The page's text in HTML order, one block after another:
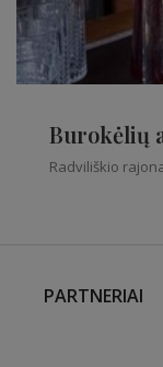
Burokėlių
Radviliškio
PARTNERIAI